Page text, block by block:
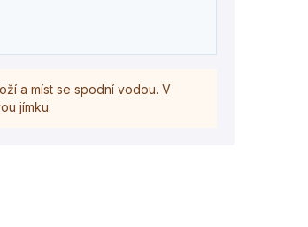
a míst se spodní vodou. V
jímku.